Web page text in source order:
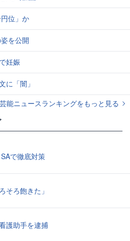
位」か
を公開
妊娠
に「闇」
芸能ニュースランキングをもっと見る
で徹底対策
そろ飽きた」
護助手を逮捕